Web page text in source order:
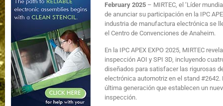
February 2025 – MIRTEC, el ‘Líder
de anunciar su participación en la IPC
industria de manufactura electrónica se
el Centro de Convenciones de Anaheim.
En la IPC APEX EXPO 2025, MIRTEC
inspección AOI y SPI 3D, incluyendo
diseñados para satisfacer las rigurosas
electrónica automotriz en el stand
última generación que establecen un
inspección.